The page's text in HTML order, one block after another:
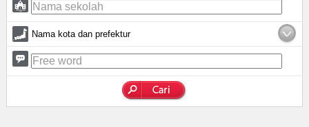
Nama kota dan prefektur